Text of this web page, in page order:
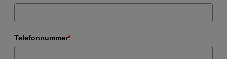
Telefonnummer*